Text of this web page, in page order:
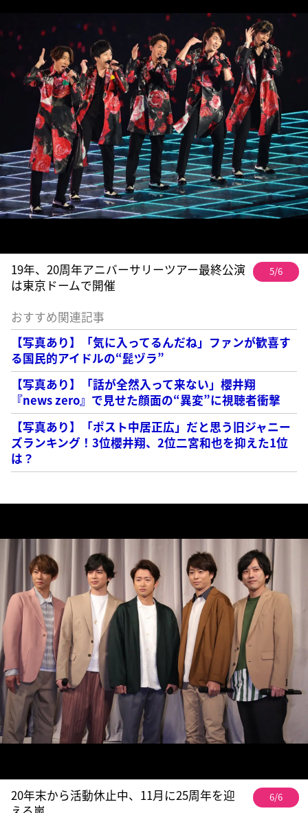
19年、20周年アニバーサリーツアー最終公演
は東京ドームで開催
5/6
おすすめ関連記事
【写真あり】「気に入ってるんだね」ファンが歓喜す
る国民的アイドルの“髭ヅラ”
【写真あり】「話が全然入って来ない」櫻井翔
『news zero』で見せた顔面の“異変”に視聴者衝撃
【写真あり】「ポスト中居正広」だと思う旧ジャニー
ズランキング！3位櫻井翔、2位二宮和也を抑えた1位
は？
20年末から活動休止中、11月に25周年を迎
6/6